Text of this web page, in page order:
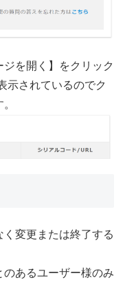
を開く】をクリック
示されているのでク
く変更または終了する
のあるユーザー様のみ